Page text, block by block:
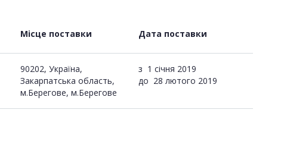
Місце поставки Дата поставки
90202, Україна,
Закарпатська область,
м.Берегове, м.Берегове
з 1 січня 2019
до 28 лютого 2019